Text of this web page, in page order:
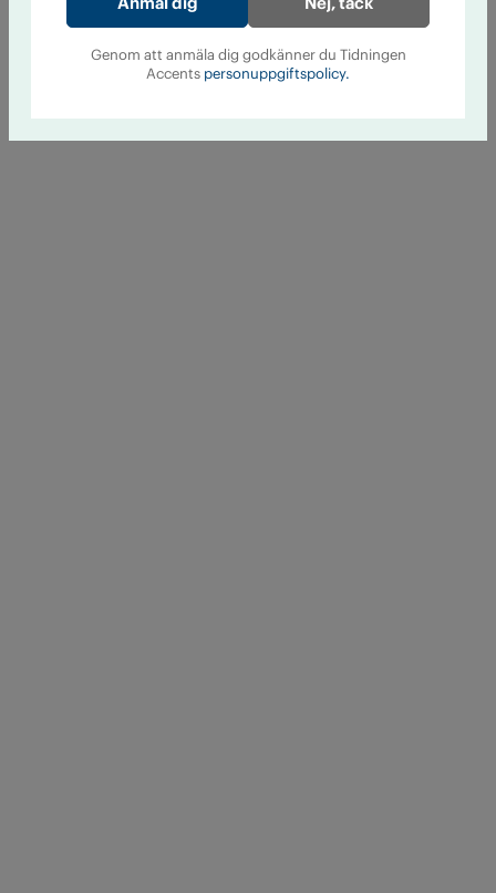
Genom att anmäla dig godkänner du Tidningen
Accents personuppgiftspolicy.